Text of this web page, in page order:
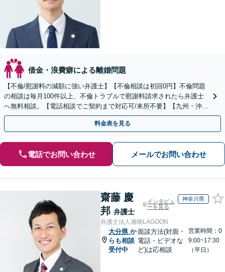
借金・浪費癖による離婚問題
【不倫/慰謝料の減額に強い弁護士】【不倫相談は初回0円】不倫問題
の相談は毎月100件以上、不倫トラブルで慰謝料請求されたら弁護士
へ無料相談。【電話相談でご契約まで対応可/来所不要】【九州・沖縄
エリア全域対応】
料金表を見る
電話でお問い合わせ メールでお問い合わせ
齋藤 慶
邦 弁護士
インタビュ
ーを見る
神奈川県
弁護士法人湘南LAGOON
大分県 か
らも相談
受付中
面談方法(対面・
電話・ビデオな
ど)は応相談
営業時間：0
9:00~17:30
（平日）